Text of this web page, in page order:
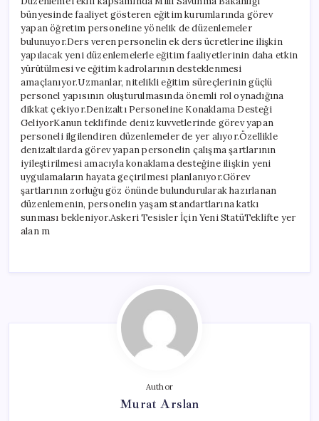
bünyesinde faaliyet gösteren eğitim kurumlarında görev
yapan öğretim personeline yönelik de düzenlemeler
bulunuyor.Ders veren personelin ek ders ücretlerine ilişkin
yapılacak yeni düzenlemelerle eğitim faaliyetlerinin daha etkin
yürütülmesi ve eğitim kadrolarının desteklenmesi
amaçlanıyor.Uzmanlar, nitelikli eğitim süreçlerinin güçlü
personel yapısının oluşturulmasında önemli rol oynadığına
dikkat çekiyor.Denizaltı Personeline Konaklama Desteği
GeliyorKanun teklifinde deniz kuvvetlerinde görev yapan
personeli ilgilendiren düzenlemeler de yer alıyor.Özellikle
denizaltılarda görev yapan personelin çalışma şartlarının
iyileştirilmesi amacıyla konaklama desteğine ilişkin yeni
uygulamaların hayata geçirilmesi planlanıyor.Görev
şartlarının zorluğu göz önünde bulundurularak hazırlanan
düzenlemenin, personelin yaşam standartlarına katkı
sunması bekleniyor.Askeri Tesisler İçin Yeni StatüTeklifte yer
alan m
Author
Murat Arslan